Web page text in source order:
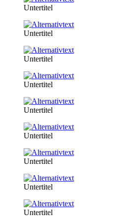
Untertitel
Untertitel
Untertitel
Untertitel
Untertitel
Untertitel
Untertitel
Untertitel
Untertitel